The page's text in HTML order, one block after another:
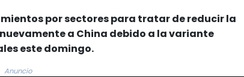
por sectores para tratar de reducir la
a China debido a la variante
este domingo.
Anuncio